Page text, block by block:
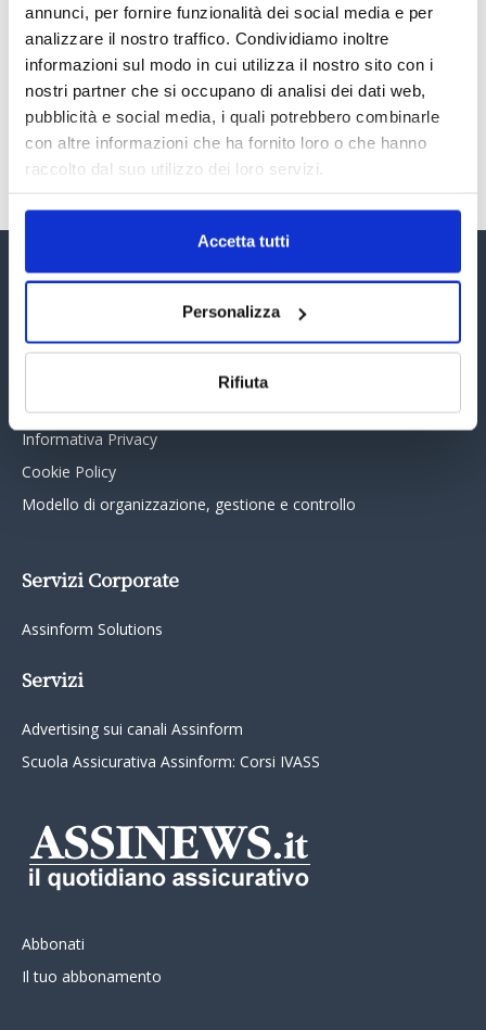
annunci, per fornire funzionalità dei social media e per
analizzare il nostro traffico. Condividiamo inoltre
informazioni sul modo in cui utilizza il nostro sito con i
nostri partner che si occupano di analisi dei dati web,
pubblicità e social media, i quali potrebbero combinarle
con altre informazioni che ha fornito loro o che hanno
raccolto dal suo utilizzo dei loro servizi.
Accetta tutti
Personalizza
Rifiuta
PREMI 2025. I TOP TEN
30 Giugno 2026
TUTTI GLI ARTICOLI DEL MESE
Assinform Editore
Chi siamo
Collabora con noi
Informativa Privacy
Cookie Policy
Modello di organizzazione, gestione e controllo
Servizi Corporate
Assinform Solutions
Servizi
Advertising sui canali Assinform
Scuola Assicurativa Assinform: Corsi IVASS
Abbonati
Il tuo abbonamento